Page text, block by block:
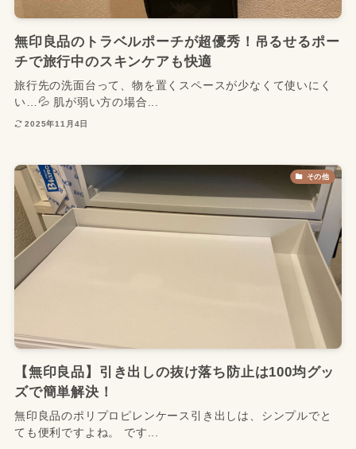
無印良品のトラベルポーチが超優秀！吊るせるポー
チで旅行中のスキンケアも快適
旅行先の洗面台って、物を置くスペースが少なくて使いにく
い…💦 肌が弱い方の場合...
2025年11月4日
その他
【無印良品】引き出しの抜け落ち防止は100均グッ
ズで簡単解決！
無印良品のポリプロピレンケース引き出しは、シンプルでと
ても便利ですよね。 です...